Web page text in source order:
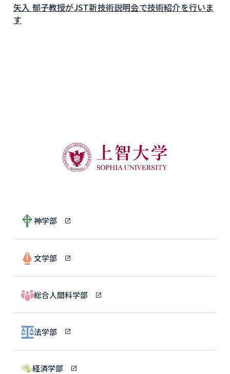
矢入 郁子教授がJST新技術説明会で技術紹介を行いま
す
神学部
文学部
総合人間科学部
法学部
経済学部